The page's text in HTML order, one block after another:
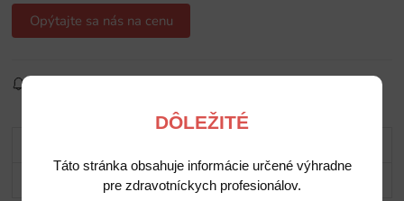
DÔLEŽITÉ
Táto stránka obsahuje informácie určené výhradne
pre zdravotníckych profesionálov.
Opýtajte sa nás na cenu
Potrebujete poradiť?